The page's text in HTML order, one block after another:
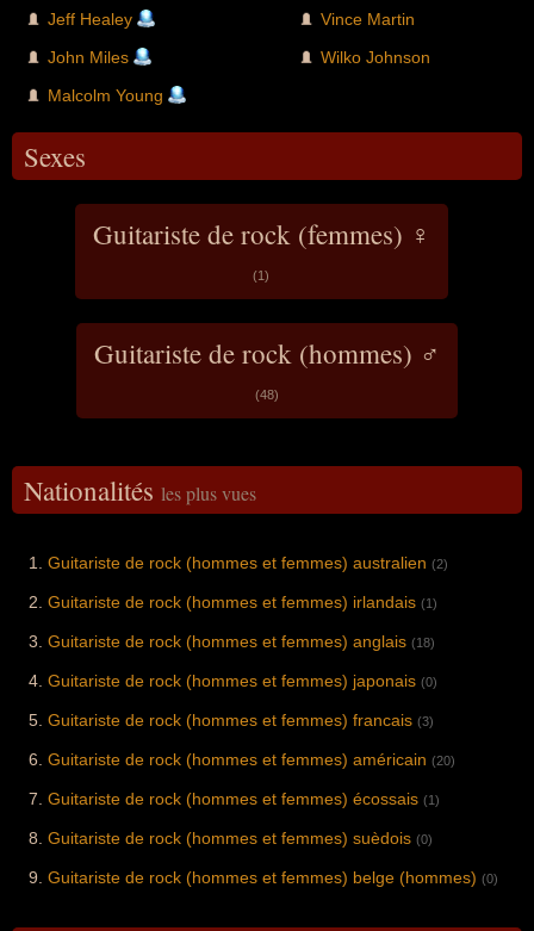
Jeff Healey
John Miles
Malcolm Young
Vince Martin
Wilko Johnson
Sexes
Guitariste de rock (femmes) ♀
(1)
Guitariste de rock (hommes) ♂
(48)
Nationalités les plus vues
Guitariste de rock (hommes et femmes) australien (2)
Guitariste de rock (hommes et femmes) irlandais (1)
Guitariste de rock (hommes et femmes) anglais (18)
Guitariste de rock (hommes et femmes) japonais (0)
Guitariste de rock (hommes et femmes) francais (3)
Guitariste de rock (hommes et femmes) américain (20)
Guitariste de rock (hommes et femmes) écossais (1)
Guitariste de rock (hommes et femmes) suèdois (0)
Guitariste de rock (hommes et femmes) belge (hommes) (0)